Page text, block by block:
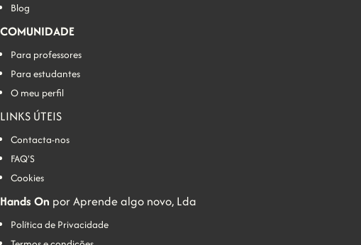
Blog
COMUNIDADE
Para professores
Para estudantes
O meu perfil
LINKS ÚTEIS
Contacta-nos
FAQ'S
Cookies
Hands On por Aprende algo novo, Lda
Política de Privacidade